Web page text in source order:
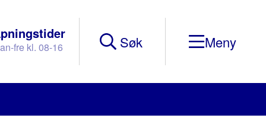
fre kl. 08-16 Søk
Mobile